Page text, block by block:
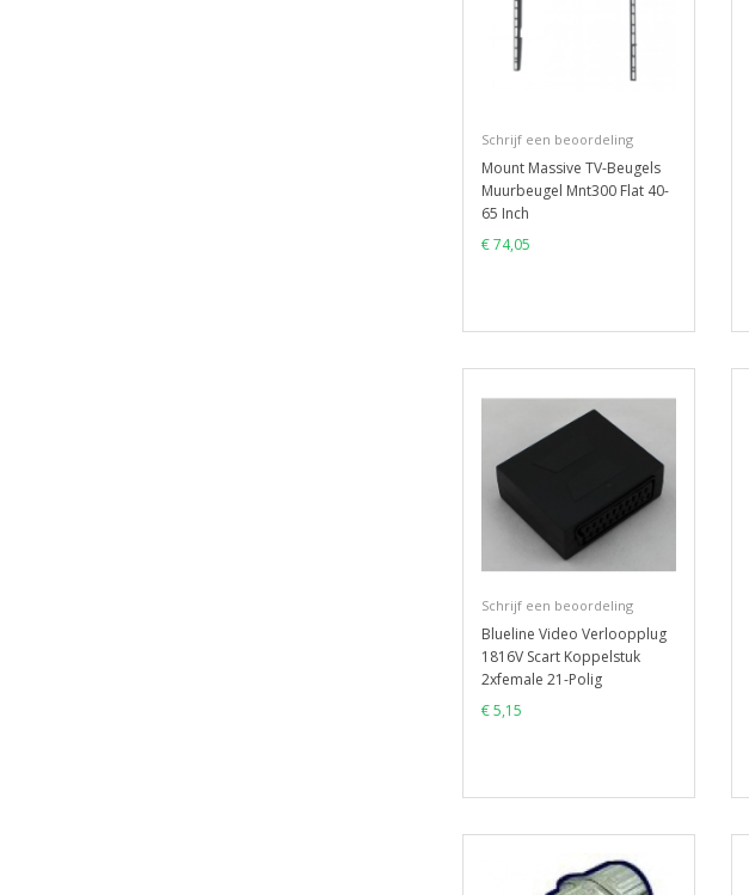
Schrijf een beoordeling
Mount Massive TV-Beugels
Muurbeugel Mnt300 Flat 40-
65 Inch
€ 74,05
Schrijf een beoordeling
Blueline Video Verloopplug
1816V Scart Koppelstuk
2xfemale 21-Polig
€ 5,15